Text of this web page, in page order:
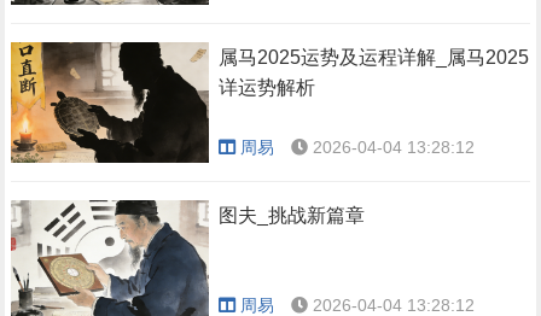
属马2025运势及运程详解_属马2025
详运势解析
周易 2026-04-04 13:28:12
图夫_挑战新篇章
周易 2026-04-04 13:28:12